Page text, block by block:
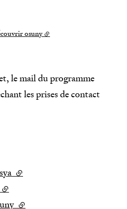
osuny
le mail du programme
les prises de contact
(lien externe)
(lien externe)
(lien externe)